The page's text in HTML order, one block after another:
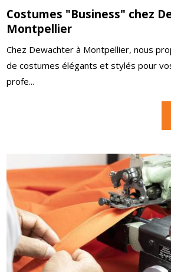
Costumes "Business" chez
Montpellier
Chez Dewachter à Montpellier, nous
de costumes élégants et stylés pour
profe...